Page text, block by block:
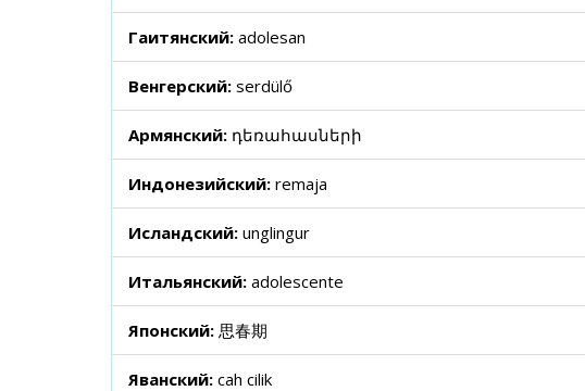
Гаитянский: adolesan
Венгерский: serdülő
Армянский: դեռահասների
Индонезийский: remaja
Исландский: unglingur
Итальянский: adolescente
Японский: 思春期
Яванский: cah cilik